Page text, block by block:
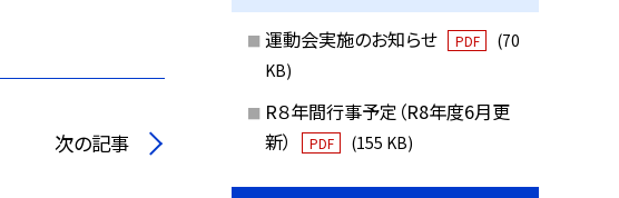
次の記事
運動会実施のお知らせ PDF
(70
KB)
R８年間行事予定（R8年度6月更
新）
PDF (155 KB)